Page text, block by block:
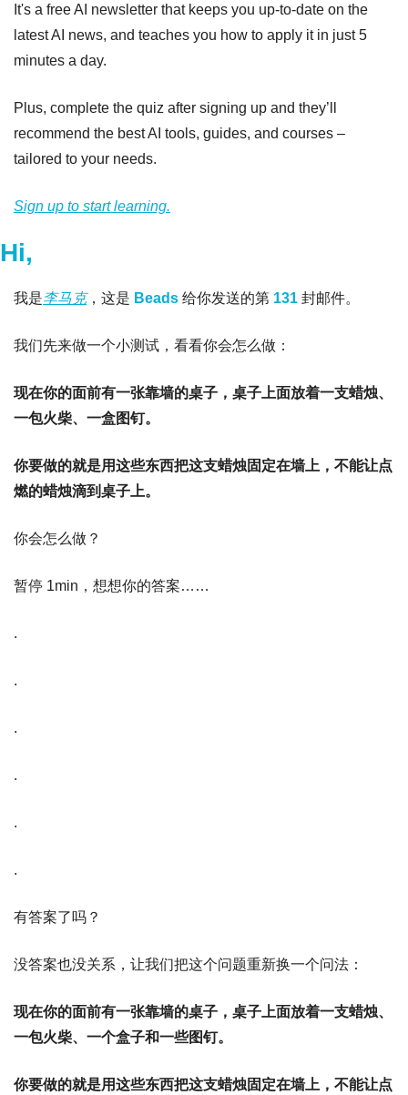
It's a free AI newsletter that keeps you up-to-date on the
latest AI news, and teaches you how to apply it in just 5
minutes a day.
Plus, complete the quiz after signing up and they’ll
recommend the best AI tools, guides, and courses –
tailored to your needs.
Sign up to start learning.
Hi,
我是李马克，这是 Beads 给你发送的第 131 封邮件。
我们先来做一个小测试，看看你会怎么做：
现在你的面前有一张靠墙的桌子，桌子上面放着一支蜡烛、
一包火柴、一盒图钉。
你要做的就是用这些东西把这支蜡烛固定在墙上，不能让点
燃的蜡烛滴到桌子上。
你会怎么做？
暂停 1min，想想你的答案……
.
.
.
.
.
.
有答案了吗？
没答案也没关系，让我们把这个问题重新换一个问法：
现在你的面前有一张靠墙的桌子，桌子上面放着一支蜡烛、
一包火柴、一个盒子和一些图钉。
你要做的就是用这些东西把这支蜡烛固定在墙上，不能让点